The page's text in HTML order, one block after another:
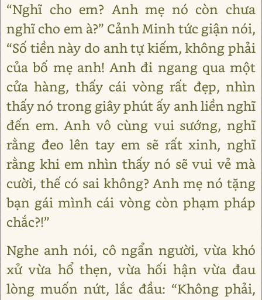
“Nghĩ cho em? Anh mẹ nó còn chưa
nghĩ cho em à?” Cảnh Minh tức giận nói,
“Số tiền này do anh tự kiếm, không phải
của bố mẹ anh! Anh đi ngang qua một
cửa hàng, thấy cái vòng rất đẹp, nhìn
thấy nó trong giây phút ấy anh liền nghĩ
đến em. Anh vô cùng vui sướng, nghĩ
rằng đeo lên tay em sẽ rất xinh, nghĩ
rằng khi em nhìn thấy nó sẽ vui vẻ mà
cười, thế có sai không? Anh mẹ nó tặng
bạn gái mình cái vòng còn phạm pháp
chắc?!”
Nghe anh nói, cô ngẩn người, vừa khó
xử vừa hổ thẹn, vừa hối hận vừa đau
lòng muốn nứt, lắc đầu: “Không phải,